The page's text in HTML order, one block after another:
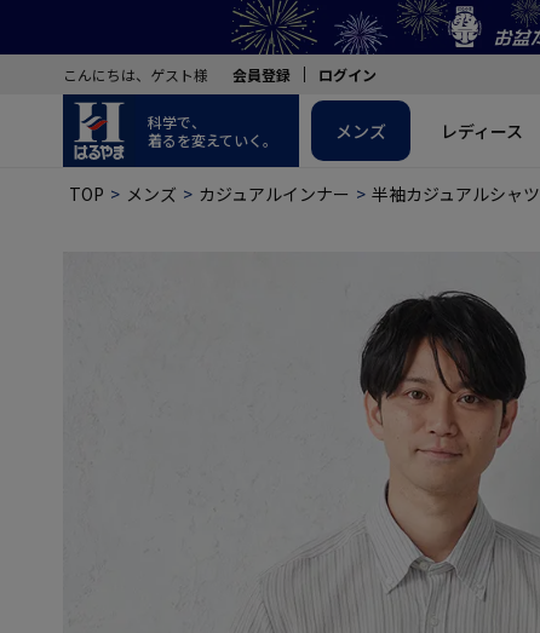
こんにちは、ゲスト様 会員登録 ログイン
科学で、
着るを変えていく。
メンズ レディース
TOP メンズ カジュアルインナー 半袖カジュアルシャツ